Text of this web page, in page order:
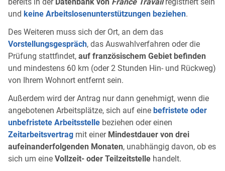
und keine Arbeitslosenunterstützungen beziehen.
Des Weiteren muss sich der Ort, an dem das
Vorstellungsgespräch, das Auswahlverfahren oder die
Prüfung stattfindet, auf französischem Gebiet befinden
und mindestens 60 km (oder 2 Stunden Hin- und Rückweg)
von Ihrem Wohnort entfernt sein.
Außerdem wird der Antrag nur dann genehmigt, wenn die
angebotenen Arbeitsplätze, sich auf eine befristete oder
unbefristete Arbeitsstelle beziehen oder einen
Zeitarbeitsvertrag mit einer Mindestdauer von drei
aufeinanderfolgenden Monaten, unabhängig davon, ob es
sich um eine Vollzeit- oder Teilzeitstelle handelt.